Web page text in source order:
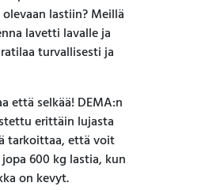
lastiin? Meillä
lavetti lavalle ja
turvallisesti ja
että selkää! DEMA:n
erittäin lujasta
tarkoittaa, että voit
600 kg lastia, kun
on kevyt.